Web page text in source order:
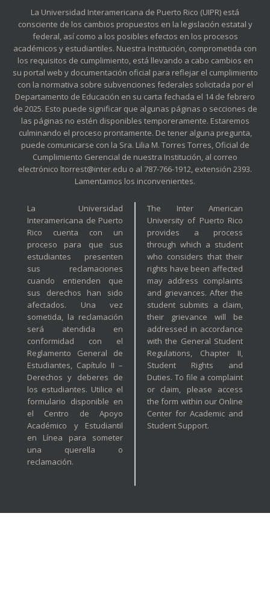
La Universidad Interamericana de Puerto Rico (UIPR) está
consciente de los cambios propuestos en la legislación estatal y
federal, así como a los posibles efectos en los procesos
académicos y estudiantiles. Nuestra Institución, comprometida con
los requisitos de cumplimiento, está llevando a cabo cambios en
su portal web y documentación oficial para reflejar el cumplimiento
con la normativa sobre subvenciones federales solicitada por el
Departamento de Educación en su carta fechada el 14 de febrero
de 2025. Esto puede significar que algunas páginas o secciones de
las páginas no estén disponibles temporeramente. Estaremos
culminando el proceso prontamente. De tener alguna pregunta,
puede comunicarse con la Sra. Lilia M. Torres Torres, Oficial de
Cumplimiento Gerencial de nuestra Institución, al correo
electrónico ltorrest@inter.edu o al 787-766-1912, extensión 2393.
Lamentamos los inconvenientes.
La Universidad
Interamericana de Puerto
Rico cuenta con un
proceso para que sus
estudiantes presenten
sus reclamaciones
cuando entienden que
sus derechos han sido
afectados. Una vez
sometida, la reclamación
será atendida en
conformidad con el
Reglamento General de
Estudiantes, Capítulo II –
Derechos y deberes de
los estudiantes. Utilice el
formulario disponible en
el Centro de Apoyo
Académico y Estudiantil
en Línea para someter
una querella o
reclamación.
The Inter American
University of Puerto Rico
provides a process
through which a student
who considers that their
rights have been affected
may address complaints
and grievances. After the
student submits a claim,
their grievance will be
addressed in accordance
with the General Student
Regulations, Chapter II,
Student Rights and
Duties. To file a complaint
or claim, please access
the form within our Online
Center for Academic and
Student Support.